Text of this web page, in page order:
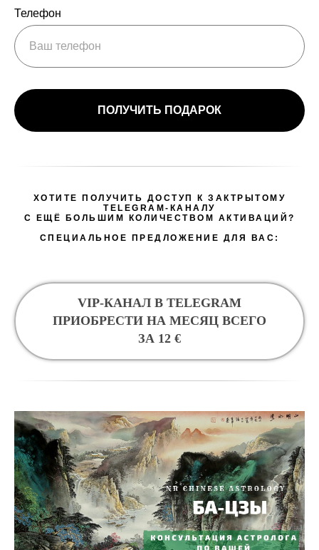
Телефон
ПОЛУЧИТЬ ПОДАРОК
ХОТИТЕ ПОЛУЧИТЬ ДОСТУП К ЗАКТРЫТОМУ
TELEGRAM-КАНАЛУ
С ЕЩЁ БОЛЬШИМ КОЛИЧЕСТВОМ АКТИВАЦИЙ?
СПЕЦИАЛЬНОЕ ПРЕДЛОЖЕНИЕ ДЛЯ ВАС:
VIP-КАНАЛ В TELEGRAM
ПРИОБРЕСТИ НА МЕСЯЦ ВСЕГО
ЗА 12 €